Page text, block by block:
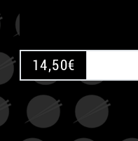
14,50€